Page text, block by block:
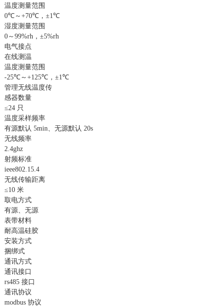
温度测量范围
0℃～+70℃，±1℃
湿度测量范围
0～99%rh，±5%rh
电气接点
在线测温
温度测量范围
-25℃～+125℃，±1℃
管理无线温度传
感器数量
≤24 只
温度采样频率
有源默认 5min、无源默认 20s
无线频率
2.4ghz
射频标准
ieee802.15.4
无线传输距离
≤10 米
取电方式
有源、无源
表带材料
耐高温硅胶
安装方式
捆绑式
通讯方式
通讯接口
rs485 接口
通讯协议
modbus 协议